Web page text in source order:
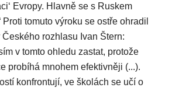
Evropy. Hlavně se s Ruskem
Proti tomuto výroku se ostře ohradil
rozhlasu Ivan Štern:
v tomto ohledu zastat, protože
probíhá mnohem efektivněji (...).
konfrontují, ve školách se učí o